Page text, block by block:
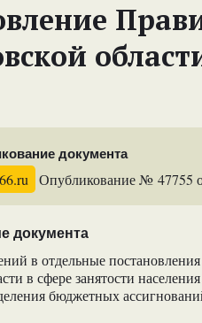
документа
Опубликование № 47755
документа
в отдельные
в сфере занятости
бюджетных